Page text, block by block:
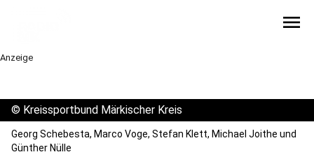
menu
Anzeige
© Kreissportbund Märkischer Kreis
Georg Schebesta, Marco Voge, Stefan Klett, Michael Joithe und
Günther Nülle